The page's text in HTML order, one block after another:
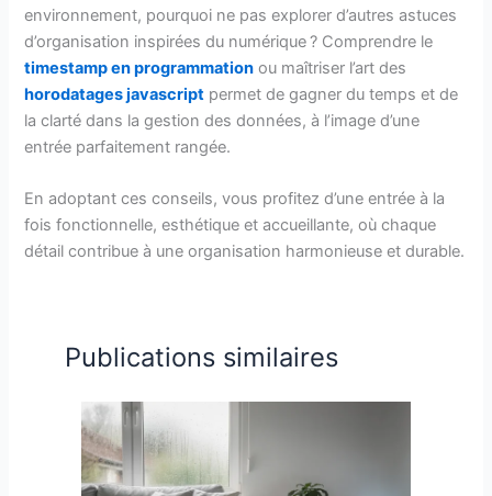
environnement, pourquoi ne pas explorer d’autres astuces
d’organisation inspirées du numérique ? Comprendre le
timestamp en programmation ou maîtriser l’art des
horodatages javascript permet de gagner du temps et de
la clarté dans la gestion des données, à l’image d’une
entrée parfaitement rangée.
En adoptant ces conseils, vous profitez d’une entrée à la
fois fonctionnelle, esthétique et accueillante, où chaque
détail contribue à une organisation harmonieuse et durable.
Publications similaires